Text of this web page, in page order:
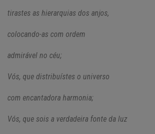
tirastes as hierarquias dos anjos,
colocando-as com ordem
admirável no céu;
Vós, que distribuístes o universo
com encantadora harmonia;
Vós, que sois a verdadeira fonte da luz